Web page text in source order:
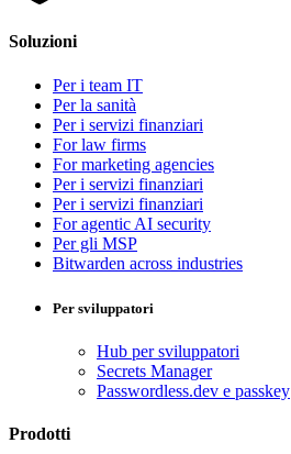
Soluzioni
Per i team IT
Per la sanità
Per i servizi finanziari
For law firms
For marketing agencies
Per i servizi finanziari
Per i servizi finanziari
For agentic AI security
Per gli MSP
Bitwarden across industries
Per sviluppatori
Hub per sviluppatori
Secrets Manager
Passwordless.dev e passkey
Prodotti